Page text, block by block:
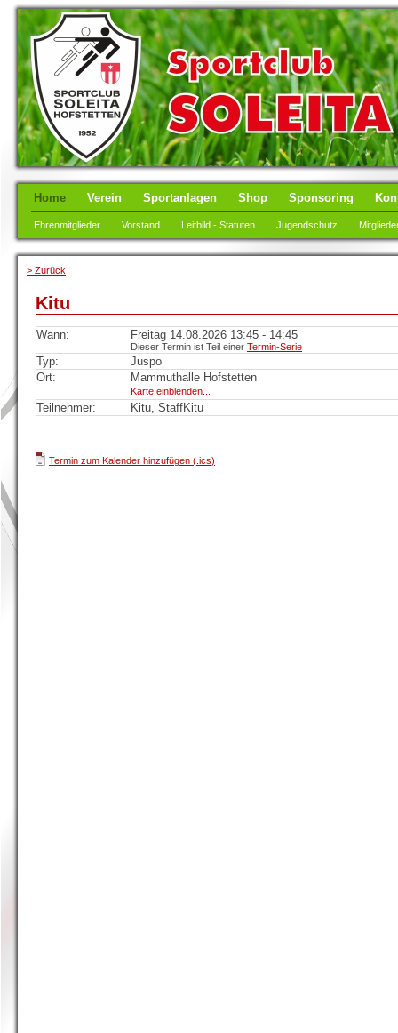
Home Verein Sportanlagen Shop Sponsoring
Ehrenmitglieder Vorstand Leitbild - Statuten Jugendschutz
> Zurück
Kitu
Wann: Freitag 14.08.2026 13:45 - 14:45
Dieser Termin ist Teil einer Termin-Serie
Typ:
Juspo
Ort:
Mammuthalle Hofstetten
Karte einblenden...
Teilnehmer: Kitu, StaffKitu
Termin zum Kalender hinzufügen (.ics)